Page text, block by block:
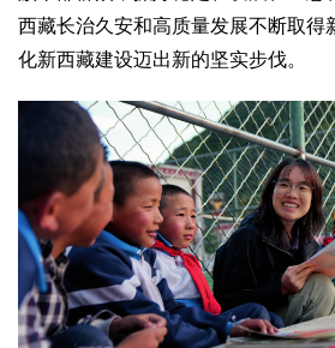
西藏长治久安和高质量发展不断取得
化新西藏建设迈出新的坚实步伐。